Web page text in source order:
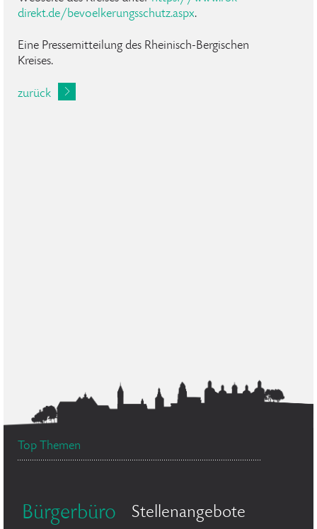
direkt.de/bevoelkerungsschutz.aspx.
Eine Pressemitteilung des Rheinisch-Bergischen
Kreises.
zurück
Top Themen
Bürgerbüro Stellenangebote